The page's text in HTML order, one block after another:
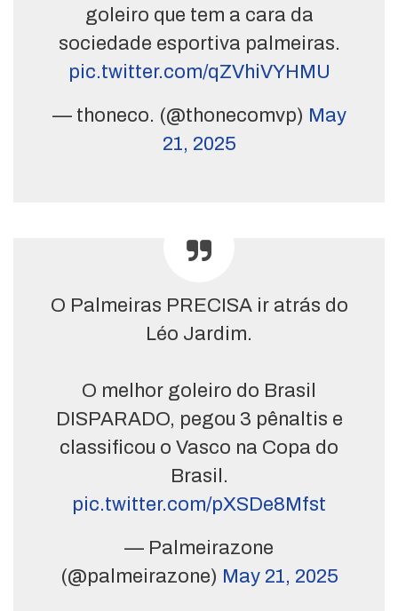
goleiro que tem a cara da
sociedade esportiva palmeiras.
pic.twitter.com/qZVhiVYHMU
— thoneco. (@thonecomvp) May
21, 2025
O Palmeiras PRECISA ir atrás do
Léo Jardim.
O melhor goleiro do Brasil
DISPARADO, pegou 3 pênaltis e
classificou o Vasco na Copa do
Brasil.
pic.twitter.com/pXSDe8Mfst
— Palmeirazone
(@palmeirazone) May 21, 2025